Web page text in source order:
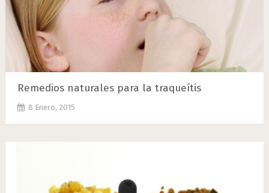
Remedios naturales para la traqueítis
8 Enero, 2015